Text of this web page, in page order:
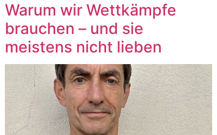
Warum wir Wettkämpfe
brauchen – und sie
meistens nicht lieben